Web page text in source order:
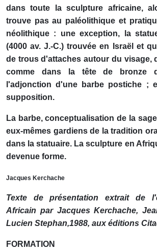
dans toute la sculpture africaine,
trouve pas au paléolithique et
néolithique : une exception, la
(4000 av. J.-C.) trouvée en Israël et
de trous d'attaches autour du visage,
comme dans la tête de bronze
l'adjonction d'une barbe postiche ;
supposition.
La barbe, conceptualisation de la
eux-mêmes gardiens de la tradition
dans la statuaire. La sculpture en
devenue forme.
Jacques Kerchache
Texte de présentation extrait de
Africain par Jacques Kerchache,
Lucien Stephan,1988, aux éditions
FORMATION